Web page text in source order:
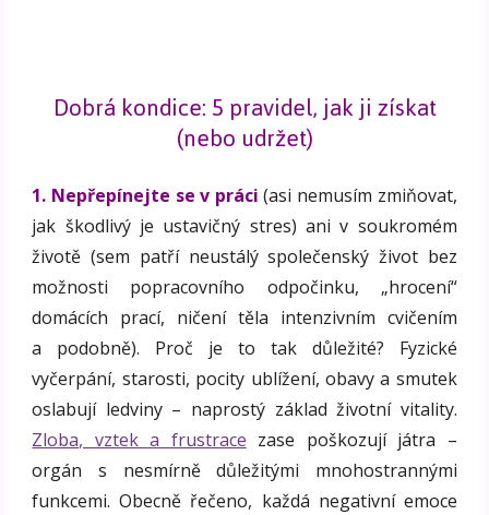
Dobrá kondice: 5 pravidel, jak ji získat
(nebo udržet)
1. Nepřepínejte se v práci (asi nemusím zmiňovat,
jak škodlivý je ustavičný stres) ani v soukromém
životě (sem patří neustálý společenský život bez
možnosti popracovního odpočinku, „hrocení“
domácích prací, ničení těla intenzivním cvičením
a podobně). Proč je to tak důležité? Fyzické
vyčerpání, starosti, pocity ublížení, obavy a smutek
oslabují ledviny – naprostý základ životní vitality.
Zloba, vztek a frustrace zase poškozují játra –
orgán s nesmírně důležitými mnohostrannými
funkcemi. Obecně řečeno, každá negativní emoce